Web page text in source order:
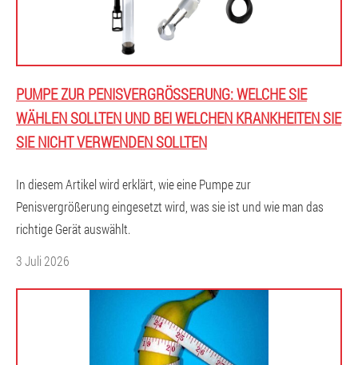
PUMPE ZUR PENISVERGRÖSSERUNG: WELCHE SIE W
ÄHLEN SOLLTEN UND BEI WELCHEN KRANKHEITEN SIE S
IE NICHT VERWENDEN SOLLTEN
In diesem Artikel wird erklärt, wie eine Pumpe zur
Penisvergrößerung eingesetzt wird, was sie ist und wie man das
richtige Gerät auswählt.
3 Juli 2026